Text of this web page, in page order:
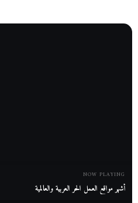
NOW PLAYING
أشهر مواقع العمل الحر العربية والعالمية